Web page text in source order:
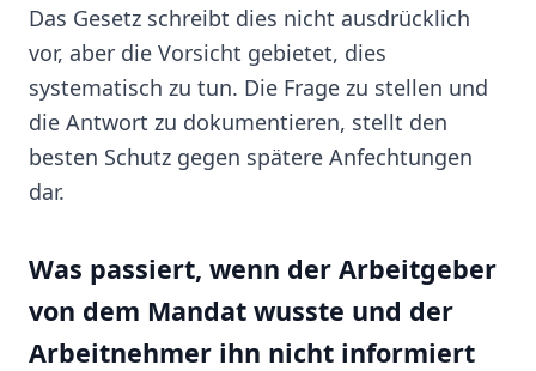
Das Gesetz schreibt dies nicht ausdrücklich
vor, aber die Vorsicht gebietet, dies
systematisch zu tun. Die Frage zu stellen und
die Antwort zu dokumentieren, stellt den
besten Schutz gegen spätere Anfechtungen
dar.
Was passiert, wenn der Arbeitgeber
von dem Mandat wusste und der
Arbeitnehmer ihn nicht informiert